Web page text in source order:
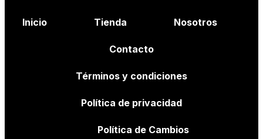
Inicio Tienda Nosotros
Contacto
Términos y condiciones
Política de privacidad
Política de Cambios